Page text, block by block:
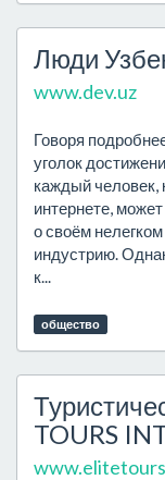
Люди
www.dev.uz
Говоря
уголок
каждый человек,
интернете,
о своём
индустрию.
к...
общество
TOURS